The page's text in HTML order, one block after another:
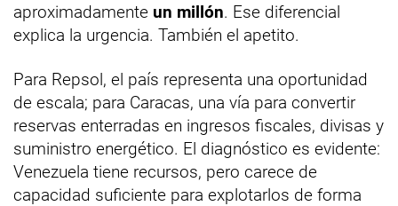
aproximadamente un millón. Ese diferencial
explica la urgencia. También el apetito.
Para Repsol, el país representa una oportunidad
de escala; para Caracas, una vía para convertir
reservas enterradas en ingresos fiscales, divisas y
suministro energético. El diagnóstico es evidente:
Venezuela tiene recursos, pero carece de
capacidad suficiente para explotarlos de forma